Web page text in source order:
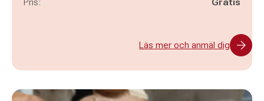
Läs mer och anmäl dig